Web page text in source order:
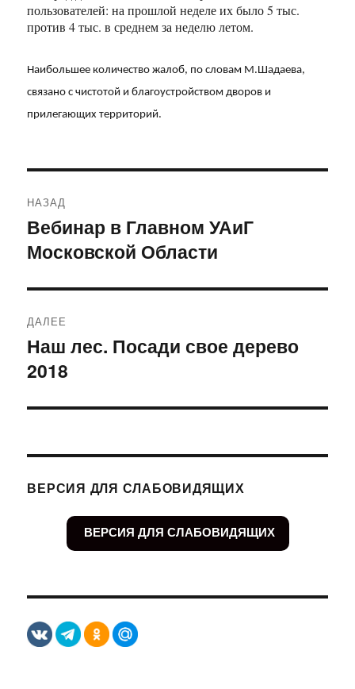
пользователей: на прошлой неделе их было 5 тыс.
против 4 тыс. в среднем за неделю летом.
Наибольшее количество жалоб, по словам М.Шадаева,
связано с чистотой и благоустройством дворов и
прилегающих территорий.
по
записям
НАЗАД
Предыдущая
запись:
Вебинар в Главном УАиГ
Московской Области
ДАЛЕЕ
Следующая
запись:
Наш лес. Посади свое дерево
2018
ВЕРСИЯ ДЛЯ СЛАБОВИДЯЩИХ
ВЕРСИЯ ДЛЯ СЛАБОВИДЯЩИХ